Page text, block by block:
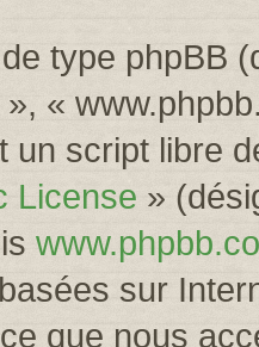
type phpBB
«
un script libre
License »
sur
que nous